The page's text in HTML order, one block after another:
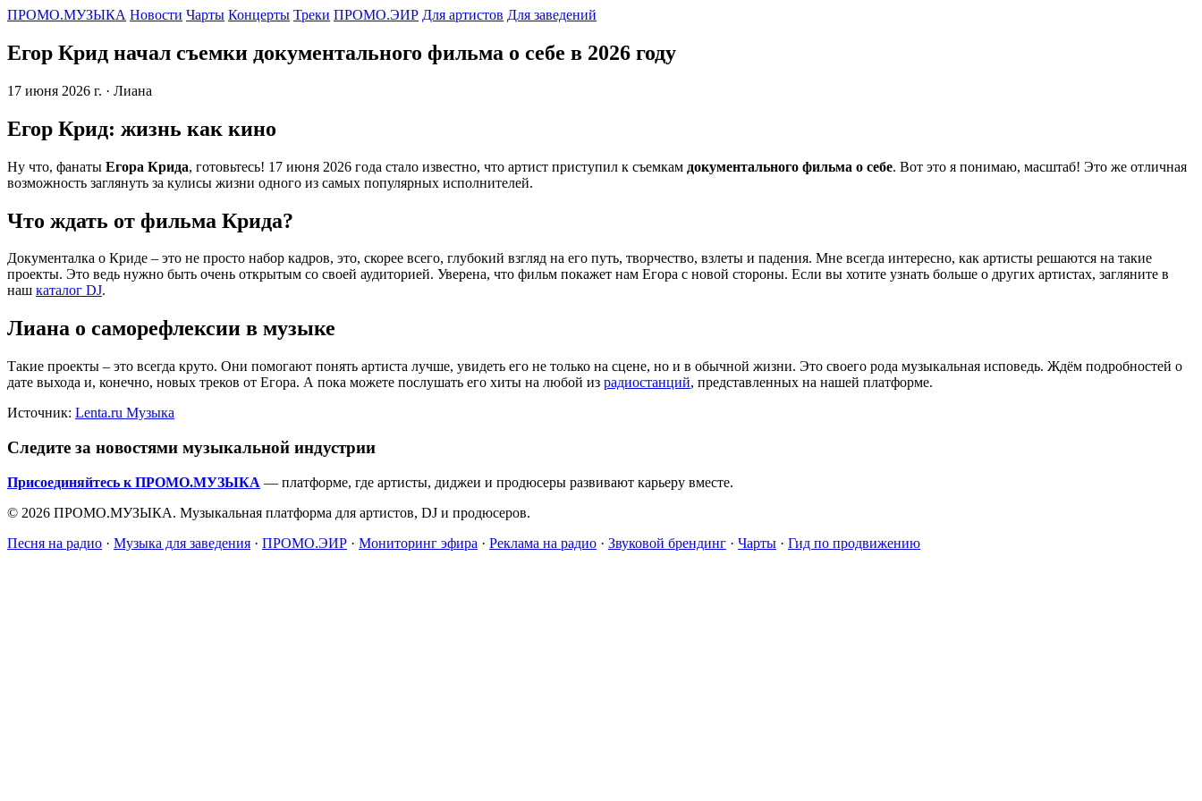
ПРОМО.МУЗЫКА Новости Чарты Концерты Треки ПРОМО.ЭИР Для артистов Для заведений
Егор Крид начал съемки документального фильма о себе в 2026 году
17 июня 2026 г. · Лиана
Егор Крид: жизнь как кино
Ну что, фанаты Егора Крида, готовьтесь! 17 июня 2026 года стало известно, что артист приступил к съемкам документального фильма о себе. Вот это я понимаю, масштаб! Это же отличная
возможность заглянуть за кулисы жизни одного из самых популярных исполнителей.
Что ждать от фильма Крида?
Документалка о Криде – это не просто набор кадров, это, скорее всего, глубокий взгляд на его путь, творчество, взлеты и падения. Мне всегда интересно, как артисты решаются на такие
проекты. Это ведь нужно быть очень открытым со своей аудиторией. Уверена, что фильм покажет нам Егора с новой стороны. Если вы хотите узнать больше о других артистах, загляните в
наш каталог DJ.
Лиана о саморефлексии в музыке
Такие проекты – это всегда круто. Они помогают понять артиста лучше, увидеть его не только на сцене, но и в обычной жизни. Это своего рода музыкальная исповедь. Ждём подробностей о
дате выхода и, конечно, новых треков от Егора. А пока можете послушать его хиты на любой из радиостанций, представленных на нашей платформе.
Источник: Lenta.ru Музыка
Следите за новостями музыкальной индустрии
Присоединяйтесь к ПРОМО.МУЗЫКА — платформе, где артисты, диджеи и продюсеры развивают карьеру вместе.
© 2026 ПРОМО.МУЗЫКА. Музыкальная платформа для артистов, DJ и продюсеров.
Песня на радио · Музыка для заведения · ПРОМО.ЭИР · Мониторинг эфира · Реклама на радио · Звуковой брендинг · Чарты · Гид по продвижению